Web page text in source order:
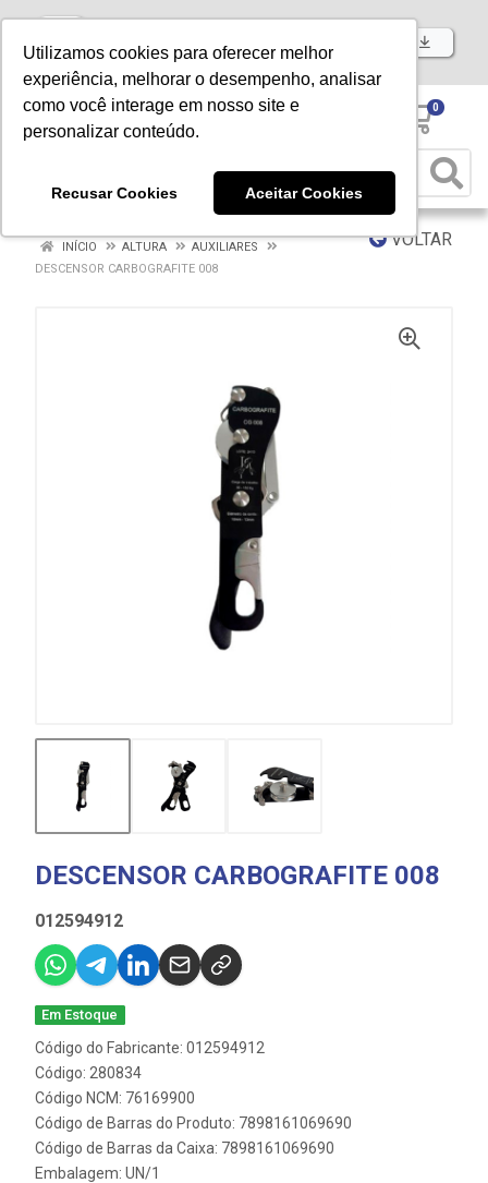
Utilizamos cookies para oferecer melhor
experiência, melhorar o desempenho, analisar
como você interage em nosso site e
personalizar conteúdo.
Recusar Cookies Aceitar Cookies
Baixe já nosso APP
0
VOLTAR
INÍCIO ALTURA
AUXILIARES
DESCENSOR CARBOGRAFITE 008
DESCENSOR CARBOGRAFITE 008
012594912
Em Estoque
Código do Fabricante: 012594912
Código: 280834
Código NCM: 76169900
Código de Barras do Produto: 7898161069690
Código de Barras da Caixa: 7898161069690
Embalagem: UN/1